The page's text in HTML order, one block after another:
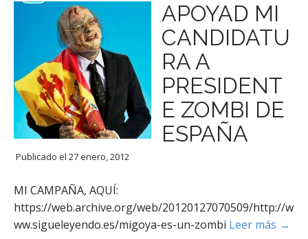
APOYAD MI
CANDIDATU
RA A
PRESIDENT
E ZOMBI DE
ESPAÑA
Publicado el 27 enero, 2012
MI CAMPAÑA, AQUÍ:
https://web.archive.org/web/20120127070509/http://w
ww.sigueleyendo.es/migoya-es-un-zombi Leer más →